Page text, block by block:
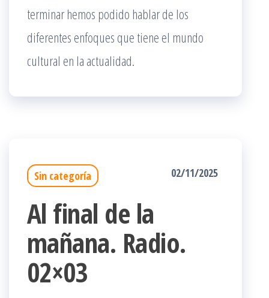
terminar hemos podido hablar de los
diferentes enfoques que tiene el mundo
cultural en la actualidad.
Sin categoría 02/11/2025
Al final de la
mañana. Radio.
02×03